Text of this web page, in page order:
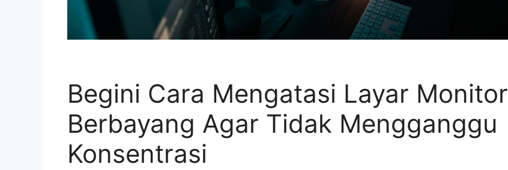
Begini Cara Mengatasi Layar Monitor
Berbayang Agar Tidak Mengganggu
Konsentrasi